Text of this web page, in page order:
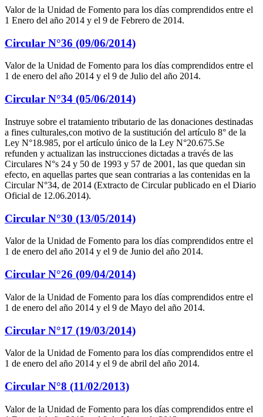
Valor de la Unidad de Fomento para los días comprendidos entre el
1 Enero del año 2014 y el 9 de Febrero de 2014.
Circular N°36 (09/06/2014)
Valor de la Unidad de Fomento para los días comprendidos entre el
1 de enero del año 2014 y el 9 de Julio del año 2014.
Circular N°34 (05/06/2014)
Instruye sobre el tratamiento tributario de las donaciones destinadas
a fines culturales,con motivo de la sustitución del artículo 8° de la
Ley N°18.985, por el artículo único de la Ley N°20.675.Se
refunden y actualizan las instrucciones dictadas a través de las
Circulares N°s 24 y 50 de 1993 y 57 de 2001, las que quedan sin
efecto, en aquellas partes que sean contrarias a las contenidas en la
Circular N°34, de 2014 (Extracto de Circular publicado en el Diario
Oficial de 12.06.2014).
Circular N°30 (13/05/2014)
Valor de la Unidad de Fomento para los días comprendidos entre el
1 de enero del año 2014 y el 9 de Junio del año 2014.
Circular N°26 (09/04/2014)
Valor de la Unidad de Fomento para los días comprendidos entre el
1 de enero del año 2014 y el 9 de Mayo del año 2014.
Circular N°17 (19/03/2014)
Valor de la Unidad de Fomento para los días comprendidos entre el
1 de enero del año 2014 y el 9 de abril del año 2014.
Circular N°8 (11/02/2013)
Valor de la Unidad de Fomento para los días comprendidos entre el